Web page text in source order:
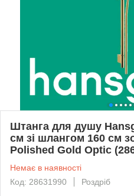
Штанга для душу
см зі шлангом 160 см
Polished Gold Optic
Немає в наявності
Код: 28631990
Роздріб